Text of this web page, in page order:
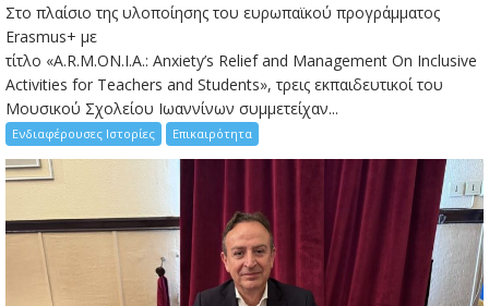
Στο πλαίσιο της υλοποίησης του ευρωπαϊκού προγράμματος
Erasmus+ με
τίτλο «A.R.M.ON.I.A.: Anxiety’s Relief and Management On Inclusive
Activities for Teachers and Students», τρεις εκπαιδευτικοί του
Μουσικού Σχολείου Ιωαννίνων συμμετείχαν...
Ενδιαφέρουσες Ιστορίες Επικαιρότητα